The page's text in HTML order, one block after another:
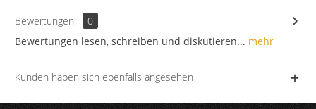
Bewertungen
0
Bewertungen lesen, schreiben und diskutieren... mehr
Kunden haben sich ebenfalls angesehen